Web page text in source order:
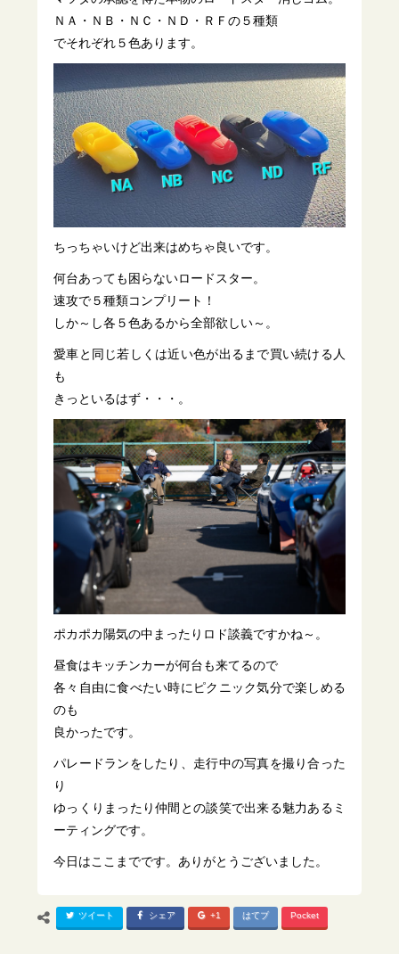
ＮＡ・ＮＢ・ＮＣ・ＮＤ・ＲＦの５種類
でそれぞれ５色あります。
ちっちゃいけど出来はめちゃ良いです。
何台あっても困らないロードスター。
速攻で５種類コンプリート！
しか～し各５色あるから全部欲しい～。
愛車と同じ若しくは近い色が出るまで買い続ける人
も
きっといるはず・・・。
ポカポカ陽気の中まったりロド談義ですかね～。
昼食はキッチンカーが何台も来てるので
各々自由に食べたい時にピクニック気分で楽しめる
のも
良かったです。
パレードランをしたり、走行中の写真を撮り合った
り
ゆっくりまったり仲間との談笑で出来る魅力あるミ
ーティングです。
今日はここまでです。ありがとうございました。
ツイート シェア +1 はてブ Pocket